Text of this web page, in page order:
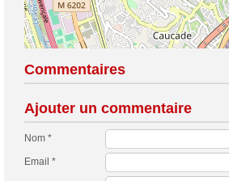
Commentaires
Ajouter un commentaire
Nom *
Email *